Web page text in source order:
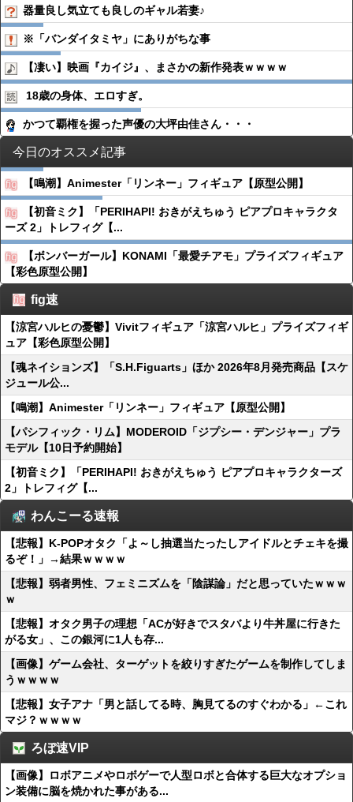
器量良し気立ても良しのギャル若妻♪
※「バンダイタミヤ」にありがちな事
【凄い】映画『カイジ』、まさかの新作発表ｗｗｗｗ
18歳の身体、エロすぎ。
かつて覇権を握った声優の大坪由佳さん・・・
今日のオススメ記事
【鳴潮】Animester「リンネー」フィギュア【原型公開】
【初音ミク】「PERIHAPI! おきがえちゅう ピアプロキャラクタ
ーズ 2」トレフィグ【...
【ボンバーガール】KONAMI「最愛チアモ」プライズフィギュア
【彩色原型公開】
fig速
【涼宮ハルヒの憂鬱】Vivitフィギュア「涼宮ハルヒ」プライズフィギ
ュア【彩色原型公開】
【魂ネイションズ】「S.H.Figuarts」ほか 2026年8月発売商品【スケ
ジュール公...
【鳴潮】Animester「リンネー」フィギュア【原型公開】
【パシフィック・リム】MODEROID「ジプシー・デンジャー」プラ
モデル【10日予約開始】
【初音ミク】「PERIHAPI! おきがえちゅう ピアプロキャラクターズ
2」トレフィグ【...
わんこーる速報
【悲報】K-POPオタク「よ～し抽選当たったしアイドルとチェキを撮
るぞ！」→結果ｗｗｗｗ
【悲報】弱者男性、フェミニズムを「陰謀論」だと思っていたｗｗｗ
ｗ
【悲報】オタク男子の理想「ACが好きでスタバより牛丼屋に行きた
がる女」、この銀河に1人も存...
【画像】ゲーム会社、ターゲットを絞りすぎたゲームを制作してしま
うｗｗｗｗ
【悲報】女子アナ「男と話してる時、胸見てるのすぐわかる」←これ
マジ？ｗｗｗｗ
ろぼ速VIP
【画像】ロボアニメやロボゲーで人型ロボと合体する巨大なオプショ
ン装備に脳を焼かれた事がある...